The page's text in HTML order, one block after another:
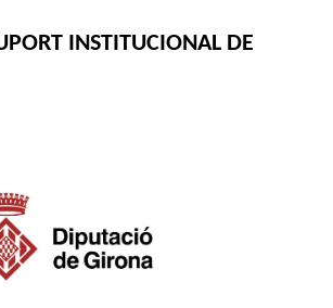
INSTITUCIONAL DE